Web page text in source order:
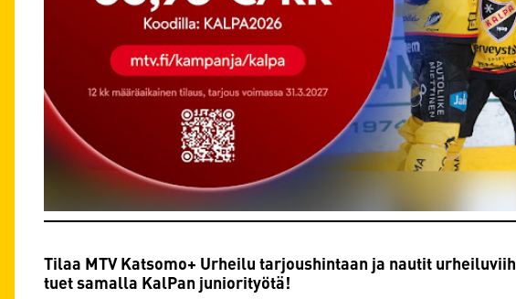
Tilaa MTV Katsomo+ Urheilu tarjoushintaan ja nautit
tuet samalla KalPan juniorityötä!